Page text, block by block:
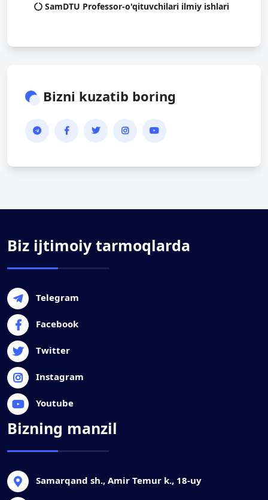
SamDTU Professor-o'qituvchilari ilmiy ishlari
Bizni kuzatib boring
Biz ijtimoiy tarmoqlarda
Telegram
Facebook
Twitter
Instagram
Youtube
Bizning manzil
Samarqand sh., Amir Temur k., 18-uy